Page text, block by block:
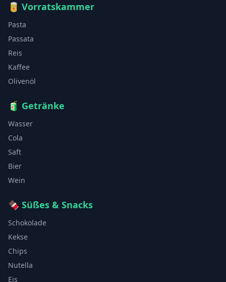
🥫 Vorratskammer
Pasta
Passata
Reis
Kaffee
Olivenöl
🧃 Getränke
Wasser
Cola
Saft
Bier
Wein
🍫 Süßes & Snacks
Schokolade
Kekse
Chips
Nutella
Eis